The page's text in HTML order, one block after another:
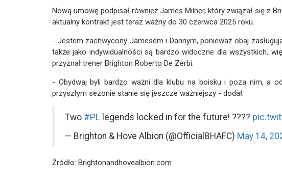
Nową umowę podpisał również James Milner, który związał się z
aktualny kontrakt jest teraz ważny do 30 czerwca 2025 roku.
- Jestem zachwycony Jamesem i Dannym, ponieważ obaj
także jako indywidualności są bardzo widoczne dla wszystkich,
przyznał trener Brighton Roberto De Zerbi.
- Obydwaj byli bardzo ważni dla klubu na boisku i poza nim, a
przyszłym sezonie stanie się jeszcze ważniejszy - dodał.
Two #PL legends locked in for the future! ????
— Brighton & Hove Albion (@OfficialBHAFC) May 14,
Źródło: Brightonandhovealbion.com